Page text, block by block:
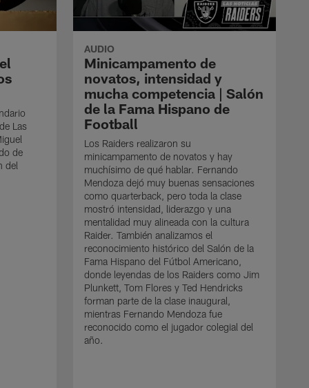
Las
de
del
AUDIO
Minicampamento de
novatos, intensidad y
mucha competencia | Salón
de la Fama Hispano de
Football
Los Raiders realizaron su
minicampamento de novatos y hay
muchísimo de qué hablar. Fernando
Mendoza dejó muy buenas sensaciones
como quarterback, pero toda la clase
mostró intensidad, liderazgo y una
mentalidad muy alineada con la cultura
Raider. También analizamos el
reconocimiento histórico del Salón de la
Fama Hispano del Fútbol Americano,
donde leyendas de los Raiders como Jim
Plunkett, Tom Flores y Ted Hendricks
forman parte de la clase inaugural,
mientras Fernando Mendoza fue
reconocido como el jugador colegial del
año.